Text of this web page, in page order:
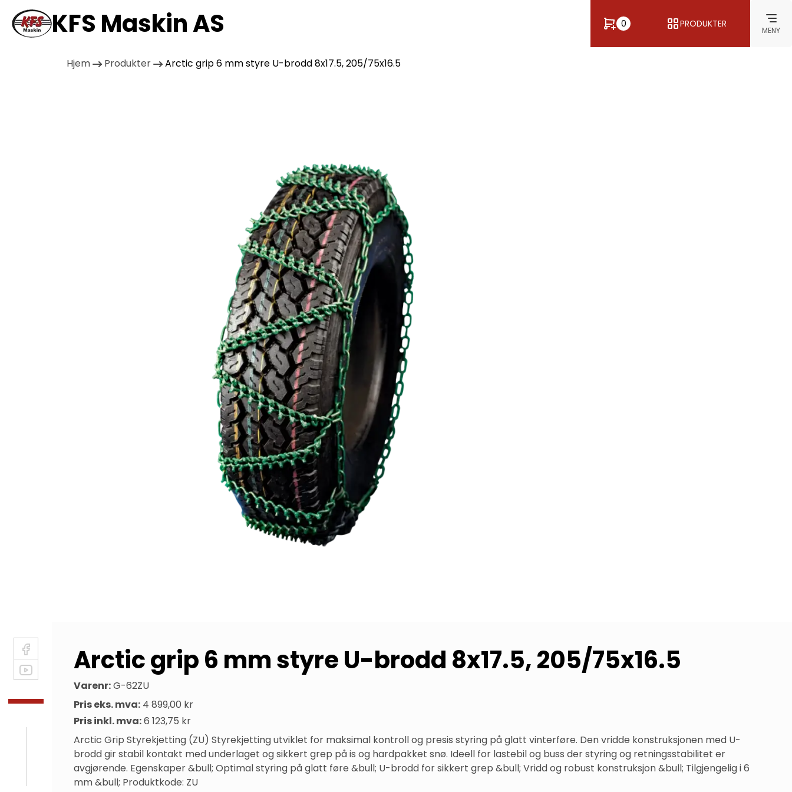
KFS Maskin AS 0 PRODUKTER
MENY
Hjem Produkter Arctic grip 6 mm styre U-brodd 8x17.5, 205/75x16.5
Arctic grip 6 mm styre U-brodd 8x17.5, 205/75x16.5
Varenr:G-62ZU
Pris eks. mva: 4 899,00 kr
Pris inkl. mva:6 123,75 kr
Arctic Grip Styrekjetting (ZU) Styrekjetting utviklet for maksimal kontroll og presis styring på glatt vinterføre. Den vridde konstruksjonen med U-
brodd gir stabil kontakt med underlaget og sikkert grep på is og hardpakket snø. Ideell for lastebil og buss der styring og retningsstabilitet er
avgjørende. Egenskaper &bull; Optimal styring på glatt føre &bull; U-brodd for sikkert grep &bull; Vridd og robust konstruksjon &bull; Tilgjengelig i 6
mm &bull; Produktkode: ZU